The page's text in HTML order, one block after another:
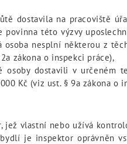
dostavila na pracoviště
této výzvy
nesplní některou z
zákona o inspekci práce),
osoby dostavili v určeném
Kč (viz ust. § 9a zákona o
vlastní nebo užívá
je inspektor oprávněn